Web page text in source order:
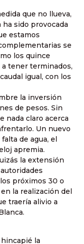
que no llueva,
sido provocada
estamos
se
los quince
a tener terminados,
igual, con los
la inversión
de pesos. Sin
nada claro acerca
Un nuevo
de agua, el
apremia.
la extensión
próximos 30 o
la realización del
traería alivio a
la